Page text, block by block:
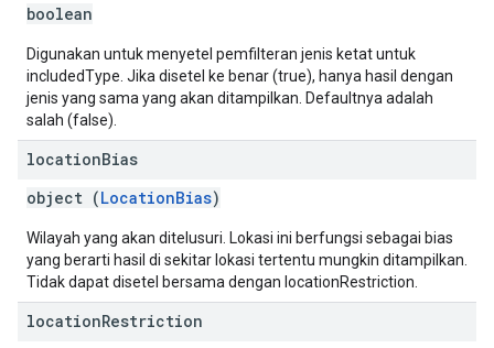
boolean
Digunakan untuk menyetel pemfilteran jenis ketat untuk
includedType. Jika disetel ke benar (true), hanya hasil dengan
jenis yang sama yang akan ditampilkan. Defaultnya adalah
salah (false).
locationBias
object (LocationBias)
Wilayah yang akan ditelusuri. Lokasi ini berfungsi sebagai bias
yang berarti hasil di sekitar lokasi tertentu mungkin ditampilkan.
Tidak dapat disetel bersama dengan locationRestriction.
locationRestriction